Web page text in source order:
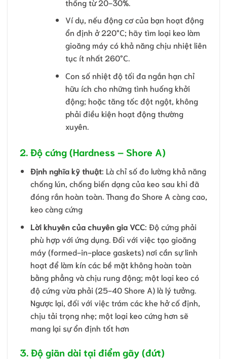
Ví dụ, nếu động cơ của bạn hoạt động
ổn định ở 220°C; hãy tìm loại keo làm
gioăng máy có khả năng chịu nhiệt liên
tục ít nhất 260°C.
Con số nhiệt độ tối đa ngắn hạn chỉ
hữu ích cho những tình huống khởi
động; hoặc tăng tốc đột ngột, không
phải điều kiện hoạt động thường
xuyên.
2. Độ cứng (Hardness – Shore A)
Định nghĩa kỹ thuật: Là chỉ số đo lường khả năng
chống lún, chống biến dạng của keo sau khi đã
đóng rắn hoàn toàn. Thang đo Shore A càng cao,
keo càng cứng
Lời khuyên của chuyên gia VCC: Độ cứng phải
phù hợp với ứng dụng. Đối với việc tạo gioăng
máy (formed-in-place gaskets) nơi cần sự linh
hoạt để làm kín các bề mặt không hoàn toàn
bằng phẳng và chịu rung động; một loại keo có
độ cứng vừa phải (25-40 Shore A) là lý tưởng.
Ngược lại, đối với việc trám các khe hở cố định,
chịu tải trọng nhẹ; một loại keo cứng hơn sẽ
mang lại sự ổn định tốt hơn
3. Độ giãn dài tại điểm gãy (đứt)